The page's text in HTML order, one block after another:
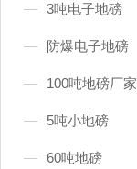
3吨电子地磅
防爆电子地磅
100吨地磅厂家
5吨小地磅
60吨地磅